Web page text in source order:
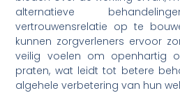
alternatieve
vertrouwensrelatie op te
kunnen zorgverleners ervoor
veilig voelen om openhartig
praten, wat leidt tot betere
algehele verbetering van hun